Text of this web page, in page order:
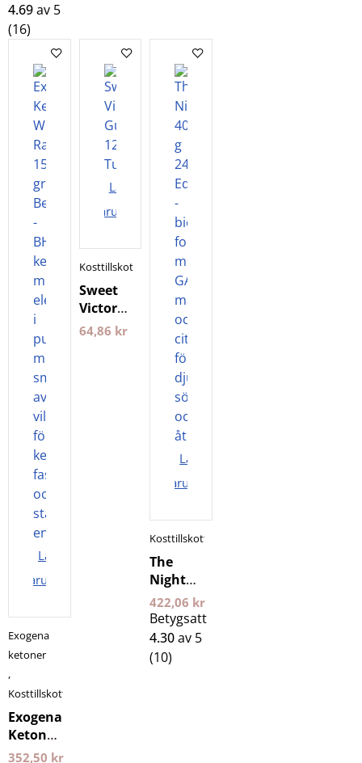
4.69av 5
(16)
Lägg i
varukorgen
Exogena
ketoner
,
Kosttillskott
Exogena
Ketoner
Wild
352,50 kr
Lägg i
varukorgen
Kosttillskott
Sweet
Victory
Gum
64,86 kr
Lägg i
varukorgen
Kosttillskott
The
Night
400 g 24
Edge
422,06 kr
Betygsatt
4.30av 5
(10)